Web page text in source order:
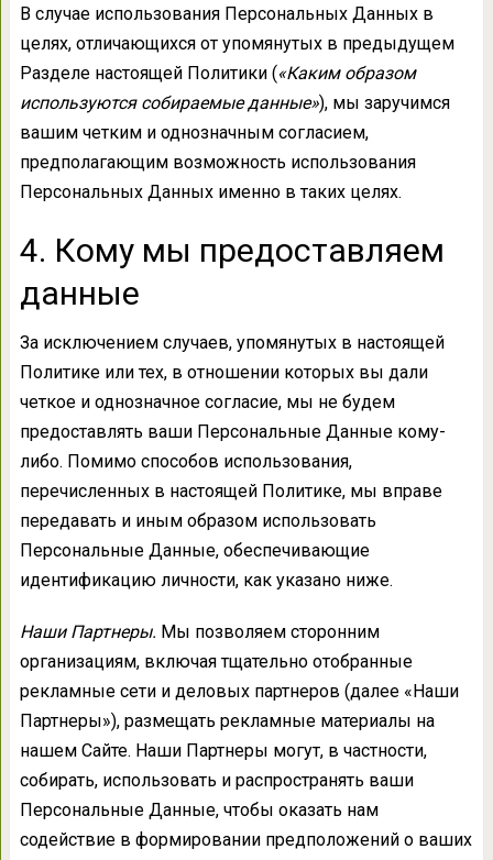
В случае использования Персональных Данных в
целях, отличающихся от упомянутых в предыдущем
Разделе настоящей Политики («Каким образом
используются собираемые данные»), мы заручимся
вашим четким и однозначным согласием,
предполагающим возможность использования
Персональных Данных именно в таких целях.
4. Кому мы предоставляем
данные
За исключением случаев, упомянутых в настоящей
Политике или тех, в отношении которых вы дали
четкое и однозначное согласие, мы не будем
предоставлять ваши Персональные Данные кому-
либо. Помимо способов использования,
перечисленных в настоящей Политике, мы вправе
передавать и иным образом использовать
Персональные Данные, обеспечивающие
идентификацию личности, как указано ниже.
Наши Партнеры. Мы позволяем сторонним
организациям, включая тщательно отобранные
рекламные сети и деловых партнеров (далее «Наши
Партнеры»), размещать рекламные материалы на
нашем Сайте. Наши Партнеры могут, в частности,
собирать, использовать и распространять ваши
Персональные Данные, чтобы оказать нам
содействие в формировании предположений о ваших